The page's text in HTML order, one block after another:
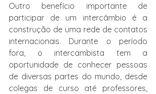
Outro benefício importante de
participar de um intercâmbio é a
construção de uma rede de contatos
internacionais. Durante o período
fora, o intercambista tem a
oportunidade de conhecer pessoas
de diversas partes do mundo, desde
colegas de curso até professores,